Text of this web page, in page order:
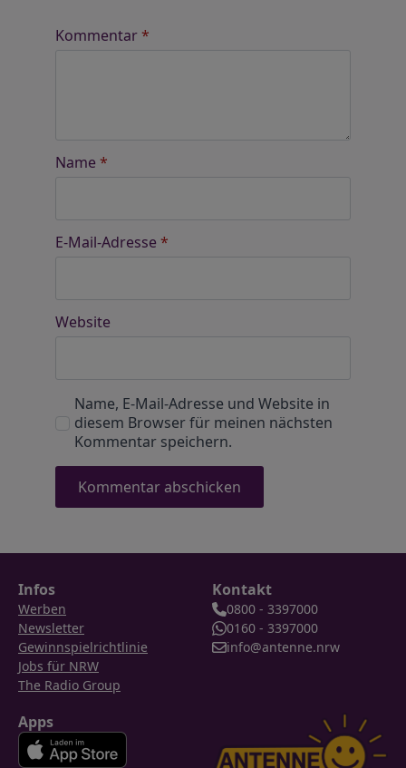
Kommentar*
Name *
E-Mail-Adresse *
Website
Name, E-Mail-Adresse und Website in
diesem Browser für meinen nächsten
Kommentar speichern.
Infos
Werben
Newsletter
Gewinnspielrichtlinie
Jobs für NRW
The Radio Group
Kontakt
0800 - 3397000
0160 - 3397000
info@antenne.nrw
Apps